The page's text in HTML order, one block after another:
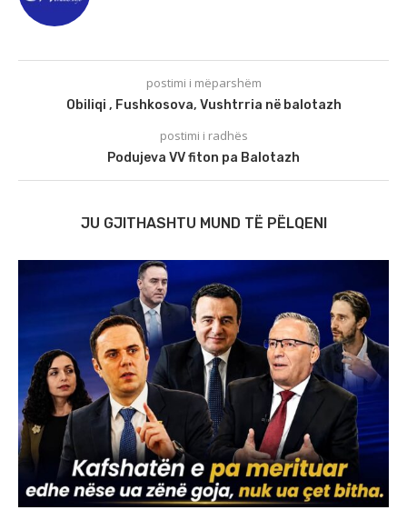
postimi i mëparshëm
Obiliqi , Fushkosova, Vushtrria në balotazh
postimi i radhës
Podujeva VV fiton pa Balotazh
JU GJITHASHTU MUND TË PËLQENI